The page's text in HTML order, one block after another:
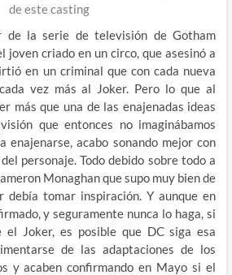
de este casting
de la serie de televisión de Gotham
joven criado en un circo, que asesinó a
en un criminal que con cada nueva
vez más al Joker. Pero lo que al
más que una de las enajenadas ideas
que entonces no imaginábamos
enajenarse, acabo sonando mejor con
personaje. Todo debido sobre todo a
Monaghan que supo muy bien de
debía tomar inspiración. Y aunque en
y seguramente nunca lo haga, si
el Joker, es posible que DC siga esa
de las adaptaciones de los
y acaben confirmando en Mayo si el